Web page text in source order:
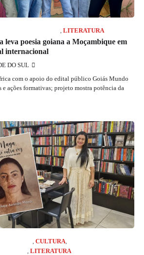
, LITERATURA
leva poesia goiana a Moçambique em
internacional
DO SUL
com o apoio do edital público Goiás Mundo
e ações formativas; projeto mostra potência da
, CULTURA,
, LITERATURA